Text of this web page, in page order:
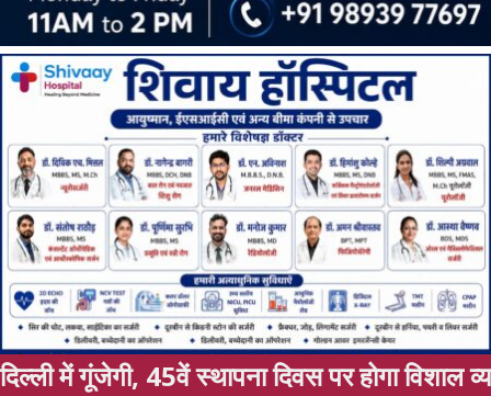
दिवस पर होगा विशाल व्यापारी महासम्मेलन,